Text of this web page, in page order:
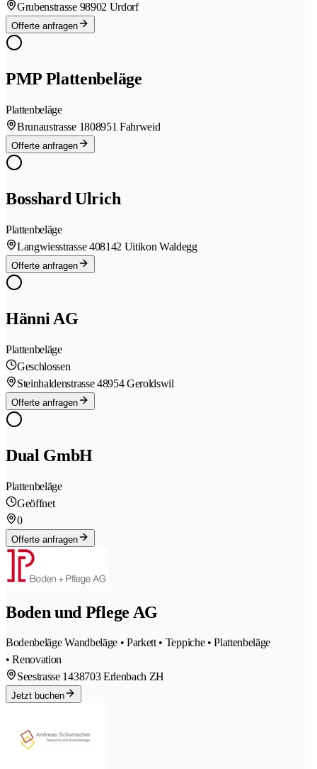
Grubenstrasse 98902 Urdorf
Offerte anfragen
PMP Plattenbeläge
Plattenbeläge
Brunaustrasse 1808951 Fahrweid
Offerte anfragen
Bosshard Ulrich
Plattenbeläge
Langwiesstrasse 408142 Uitikon Waldegg
Offerte anfragen
Hänni AG
Plattenbeläge
Geschlossen
Steinhaldenstrasse 48954 Geroldswil
Offerte anfragen
Dual GmbH
Plattenbeläge
Geöffnet
0
Offerte anfragen
Boden und Pflege AG
Bodenbeläge Wandbeläge • Parkett • Teppiche • Plattenbeläge
• Renovation
Seestrasse 1438703 Erlenbach ZH
Jetzt buchen